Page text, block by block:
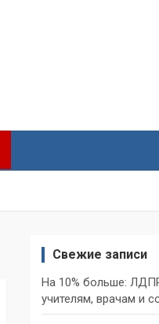
Свежие записи
На 10% больше:
учителям, врачам и